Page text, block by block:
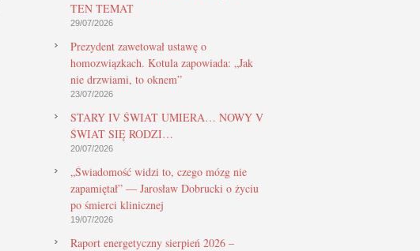
TEN TEMAT
29/07/2026
Prezydent zawetował ustawę o
homozwiązkach. Kotula zapowiada: „Jak
nie drzwiami, to oknem”
23/07/2026
STARY IV ŚWIAT UMIERA… NOWY V
ŚWIAT SIĘ RODZI…
20/07/2026
„Świadomość widzi to, czego mózg nie
zapamiętał” — Jarosław Dobrucki o życiu
po śmierci klinicznej
19/07/2026
Raport energetyczny sierpień 2026 –